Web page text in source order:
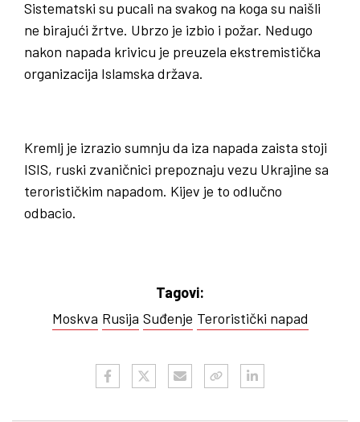
Sistematski su pucali na svakog na koga su naišli
ne birajući žrtve. Ubrzo je izbio i požar. Nedugo
nakon napada krivicu je preuzela ekstremistička
organizacija Islamska država.
Kremlj je izrazio sumnju da iza napada zaista stoji
ISIS, ruski zvaničnici prepoznaju vezu Ukrajine sa
terorističkim napadom. Kijev je to odlučno
odbacio.
Tagovi:
Moskva Rusija Suđenje Teroristički napad